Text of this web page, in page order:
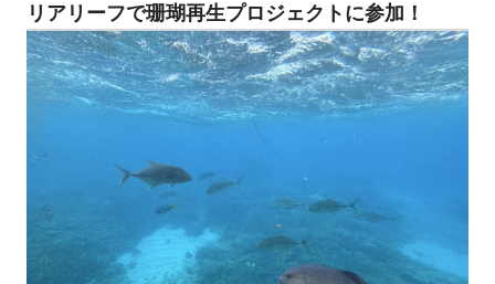
リアリーフで珊瑚再生プロジェクトに参加！